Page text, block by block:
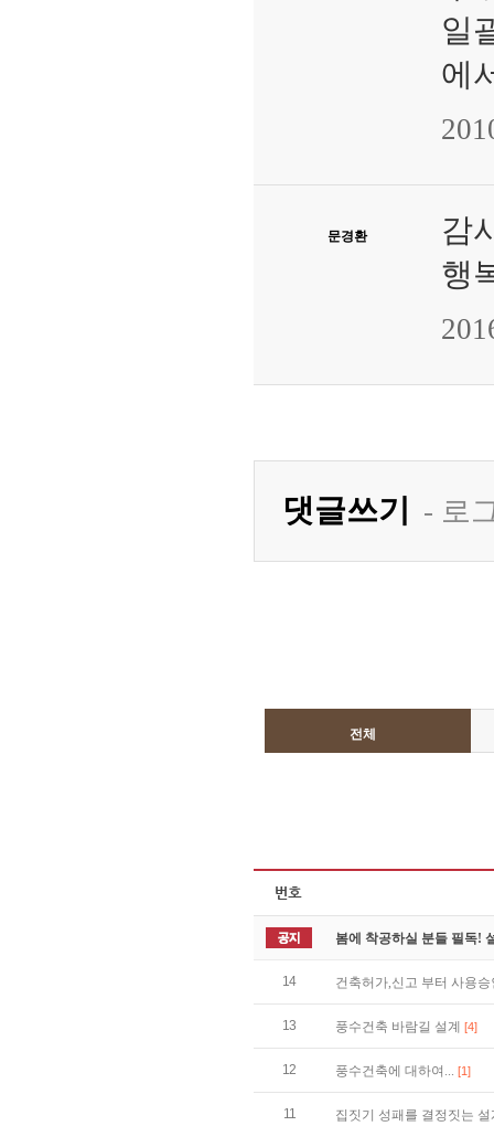
전체
봄에 착공하실 분들 필독!
14 건축허가,신고 부터 사용
13 풍수건축 바람길 설계 [4]
12 풍수건축에 대하여... [1]
11 집짓기 성패를 결정짓는 설